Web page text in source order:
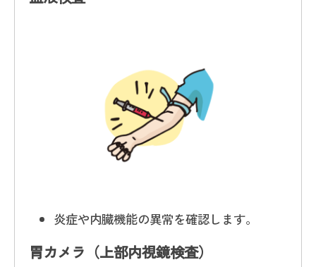
炎症や内臓機能の異常を確認します。
胃カメラ（上部内視鏡検査）